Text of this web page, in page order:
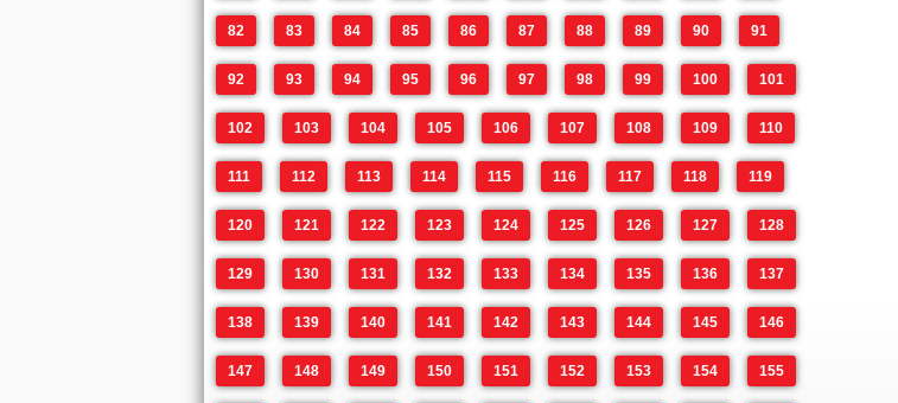
82 83 84 85 86 87 88 89 90 91
92 93 94 95 96 97 98 99 100 101
102 103 104 105 106 107 108 109 110
111 112 113 114 115 116 117 118 119
120 121 122 123 124 125 126 127 128
129 130 131 132 133 134 135 136 137
138 139 140 141 142 143 144 145 146
147 148 149 150 151 152 153 154 155